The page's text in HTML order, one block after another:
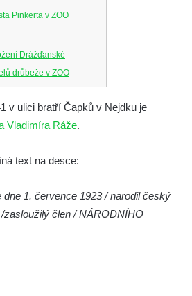
Pinkerta v ZOO
Drážďanské
drůbeže v ZOO
Hory na jeho rodném
Johanna Wolfganga
Hasištejn
Johanna
Hese severně od
v ulici bratří Čapků v Nejdku je
Vladimíra Ráže.
text na desce:
1. července 1923 / narodil český
člen / NÁRODNÍHO